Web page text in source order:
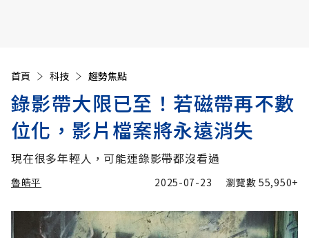
首頁 科技 趨勢焦點
錄影帶大限已至！若磁帶再不數
位化，影片檔案將永遠消失
現在很多年輕人，可能連錄影帶都沒看過
魯皓平 2025-07-23 瀏覽數55,950+